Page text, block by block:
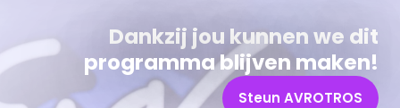
Dankzij jou kunnen we dit
programma blijven maken!
Steun AVROTROS